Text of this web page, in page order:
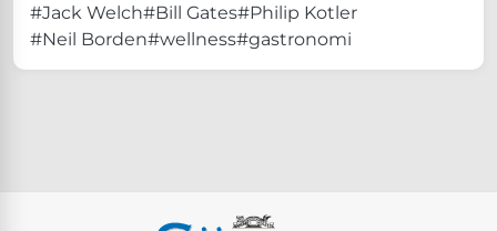
#Jack Welch#Bill Gates#Philip Kotler
#Neil Borden#wellness#gastronomi